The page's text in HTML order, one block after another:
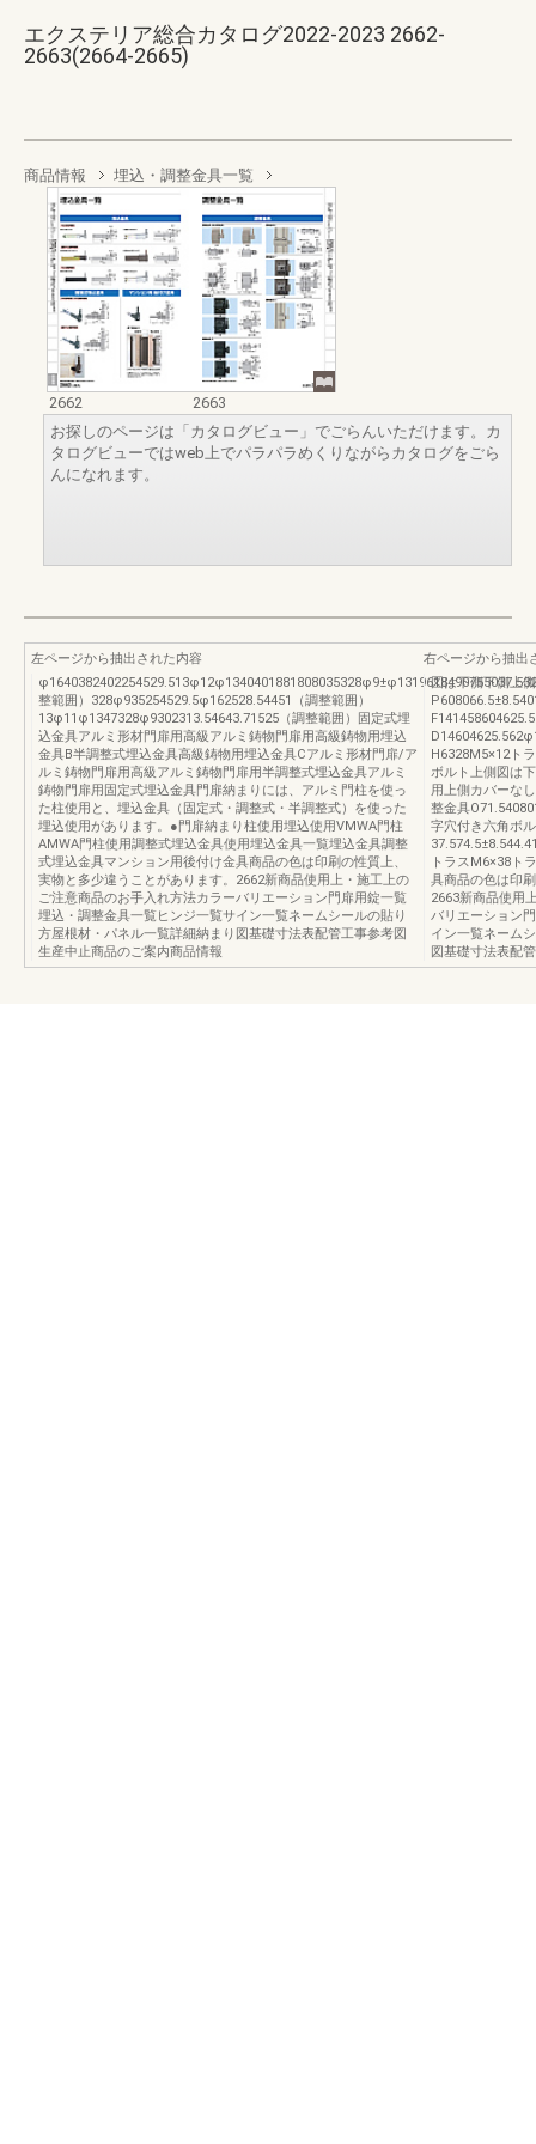
エクステリア総合カタログ2022-2023 2662-
2663(2664-2665)
商品情報 埋込・調整金具一覧
2662
2663
お探しのページは「カタログビュー」でごらんいただけます。カ
タログビューではweb上でパラパラめくりながらカタログをごら
んになれます。
左ページから抽出された内容
整範囲）328φ935254529.5φ162528.54451（調整範囲）
13φ11φ1347328φ9302313.54643.71525（調整範囲）固定式埋
込金具アルミ形材門扉用高級アルミ鋳物門扉用高級鋳物用埋込
金具B半調整式埋込金具高級鋳物用埋込金具Cアルミ形材門扉/ア
ルミ鋳物門扉用高級アルミ鋳物門扉用半調整式埋込金具アルミ
鋳物門扉用固定式埋込金具門扉納まりには、アルミ門柱を使っ
た柱使用と、埋込金具（固定式・調整式・半調整式）を使った
埋込使用があります。●門扉納まり柱使用埋込使用VMWA門柱
AMWA門柱使用調整式埋込金具使用埋込金具一覧埋込金具調整
式埋込金具マンション用後付け金具商品の色は印刷の性質上、
実物と多少違うことがあります。2662新商品使用上・施工上の
ご注意商品のお手入れ方法カラーバリエーション門扉用錠一覧
埋込・調整金具一覧ヒンジ一覧サイン一覧ネームシールの貼り
方屋根材・パネル一覧詳細納まり図基礎寸法表配管工事参考図
生産中止商品のご案内商品情報
右ページから抽出
図は下側下側上
H6328M5×12ト
ボルト上側図は
用上側カバーな
整金具
字穴付き六角ボ
トラスM6×38ト
具商品の色は印
2663新商品使用
バリエーション
イン一覧ネーム
図基礎寸法表配